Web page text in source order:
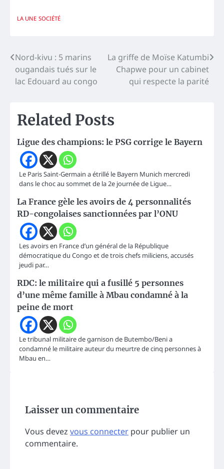
LA UNE SOCIÉTÉ
Navigation
de
Nord-kivu : 5 marins
ougandais tués sur le
lac Edouard au congo
La griffe de Moïse Katumbi
Chapwe pour un cabinet
qui respecte la parité
Related Posts
Ligue des champions: le PSG corrige le Bayern
Le Paris Saint-Germain a étrillé le Bayern Munich mercredi
dans le choc au sommet de la 2e journée de Ligue…
La France gèle les avoirs de 4 personnalités
RD-congolaises sanctionnées par l’ONU
Les avoirs en France d’un général de la République
démocratique du Congo et de trois chefs miliciens, accusés
jeudi par…
RDC: le militaire qui a fusillé 5 personnes
d’une même famille à Mbau condamné à la
peine de mort
Le tribunal militaire de garnison de Butembo/Beni a
condamné le militaire auteur du meurtre de cinq personnes à
Mbau en…
Laisser un commentaire
Vous devez vous connecter pour publier un
commentaire.